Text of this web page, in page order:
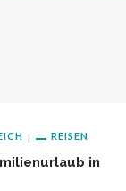
REISEN
in